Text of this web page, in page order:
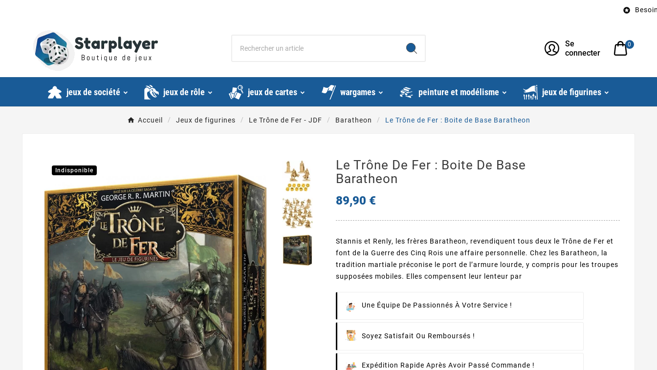
Besoin d’un
Se
connecter
0
jeux de société jeux de rôle jeux de cartes wargames peinture et modélisme jeux de figurines
Accueil Jeux de figurines Le Trône de Fer - JDF Baratheon Le Trône de Fer : Boite de Base Baratheon
Indisponible
Le Trône De Fer : Boite De Base
Baratheon
89,90 €
Stannis et Renly, les frères Baratheon, revendiquent tous deux le Trône de Fer et
font de la Guerre des Cinq Rois une affaire personnelle. Chez les Baratheon, la
tradition martiale préconise le port de l’armure lourde, y compris pour les troupes
supposées mobiles. Elles compensent leur lenteur par
Une Équipe De Passionnés À Votre Service !
Soyez Satisfait Ou Remboursés !
Expédition Rapide Après Avoir Passé Commande !